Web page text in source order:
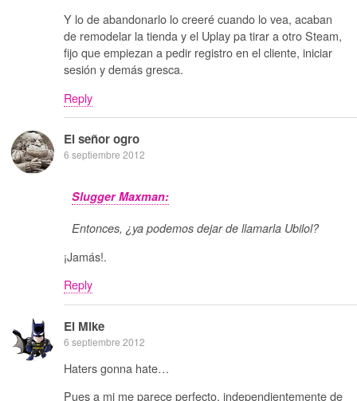
Y lo de abandonarlo lo creeré cuando lo vea, acaban
de remodelar la tienda y el Uplay pa tirar a otro Steam,
fijo que empiezan a pedir registro en el cliente, iniciar
sesión y demás gresca.
Reply
El señor ogro
6 septiembre 2012
Slugger Maxman:
Entonces, ¿ya podemos dejar de llamarla Ubilol?
¡Jamás!.
Reply
El Mike
6 septiembre 2012
Haters gonna hate…
Pues a mi me parece perfecto, independientemente de